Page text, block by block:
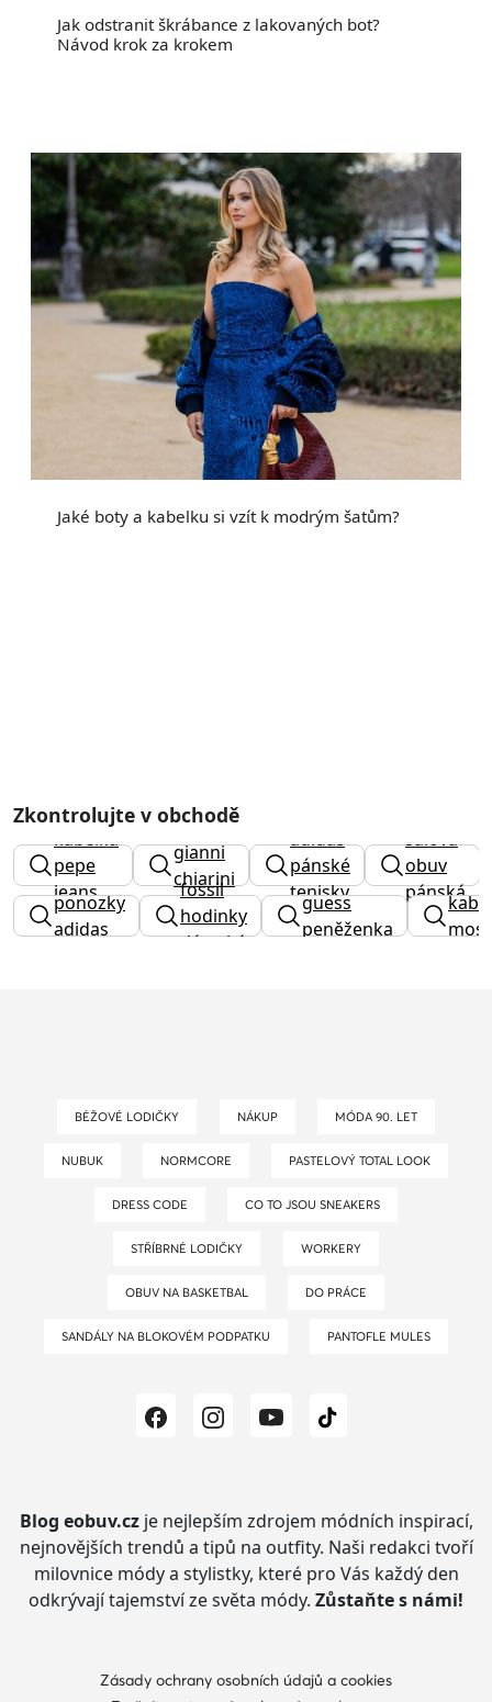
Jak odstranit škrábance z lakovaných bot?
Návod krok za krokem
Jaké boty a kabelku si vzít k modrým šatům?
Zkontrolujte v obchodě
kabelka
pepe
jeans
gianni
chiarini
adidas
pánské
tenisky
sálová
obuv
pánská
ponozky
adidas
fossil
hodinky
dámské
guess
peněženka
BÉŽOVÉ LODIČKY NÁKUP MÓDA 90. LET
NUBUK NORMCORE PASTELOVÝ TOTAL LOOK
DRESS CODE CO TO JSOU SNEAKERS
STŘÍBRNÉ LODIČKY WORKERY
OBUV NA BASKETBAL DO PRÁCE
SANDÁLY NA BLOKOVÉM PODPATKU PANTOFLE MULES
Blog eobuv.czje nejlepším zdrojem módních inspirací,
nejnovějších trendů a tipů na outfity. Naši redakci tvoří
milovnice módy a stylistky, které pro Vás každý den
odkrývají tajemství ze světa módy. Zůstaňte s námi!
Zásady ochrany osobních údajů a cookies